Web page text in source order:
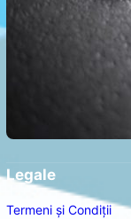
Legale
Termeni și Condiții